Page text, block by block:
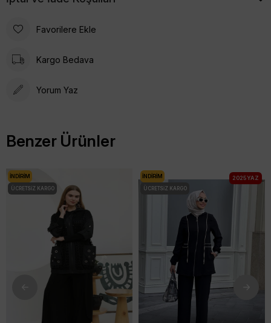
Favorilere Ekle
Kargo Bedava
Yorum Yaz
Benzer Ürünler
İNDIRIM
ÜCRETSIZ KARGO
İNDIRIM
ÜCRETSIZ KARGO
2025 YAZ